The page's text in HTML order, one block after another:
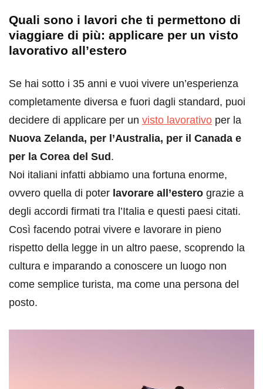
Quali sono i lavori che ti permettono di
viaggiare di più: applicare per un visto
lavorativo all’estero
Se hai sotto i 35 anni e vuoi vivere un’esperienza
completamente diversa e fuori dagli standard, puoi
decidere di applicare per un visto lavorativo per la
Nuova Zelanda, per l’Australia, per il Canada e
per la Corea del Sud .
Noi italiani infatti abbiamo una fortuna enorme,
ovvero quella di poter lavorare all’estero grazie a
degli accordi firmati tra l’Italia e questi paesi citati.
Così facendo potrai vivere e lavorare in pieno
rispetto della legge in un altro paese, scoprendo la
cultura e imparando a conoscere un luogo non
come semplice turista, ma come una persona del
posto.